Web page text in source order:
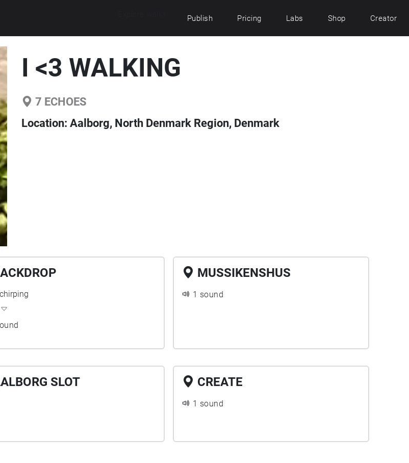
Publish Pricing Labs Shop Creator
I <3 WALKING
7 ECHOES
Location: Aalborg, North Denmark Region, Denmark
MUSSIKENSHUS
1 sound
SLOT CREATE
1 sound